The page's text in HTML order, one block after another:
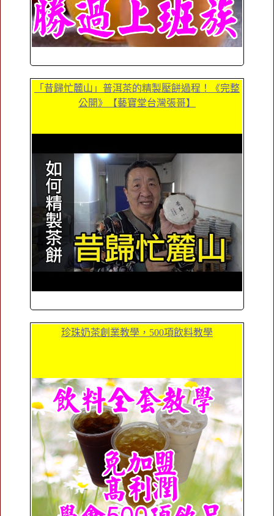
「昔歸忙麓山」普洱茶的精製壓餅過程！《完整
公開》【藝寶堂台灣張哥】
珍珠奶茶創業教學，500項飲料教學